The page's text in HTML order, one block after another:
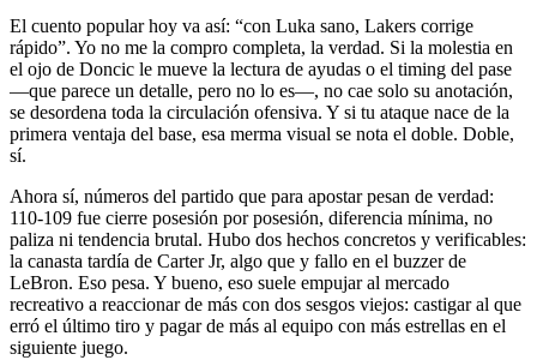
El cuento popular hoy va así: “con Luka sano, Lakers corrige
rápido”. Yo no me la compro completa, la verdad. Si la molestia en
el ojo de Doncic le mueve la lectura de ayudas o el timing del pase
—que parece un detalle, pero no lo es—, no cae solo su anotación,
se desordena toda la circulación ofensiva. Y si tu ataque nace de la
primera ventaja del base, esa merma visual se nota el doble. Doble,
sí.
Ahora sí, números del partido que para apostar pesan de verdad:
110-109 fue cierre posesión por posesión, diferencia mínima, no
paliza ni tendencia brutal. Hubo dos hechos concretos y verificables:
la canasta tardía de Carter Jr, algo que y fallo en el buzzer de
LeBron. Eso pesa. Y bueno, eso suele empujar al mercado
recreativo a reaccionar de más con dos sesgos viejos: castigar al que
erró el último tiro y pagar de más al equipo con más estrellas en el
siguiente juego.